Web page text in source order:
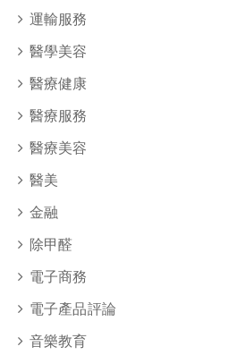
運輸服務
醫學美容
醫療健康
醫療服務
醫療美容
醫美
金融
除甲醛
電子商務
電子產品評論
音樂教育